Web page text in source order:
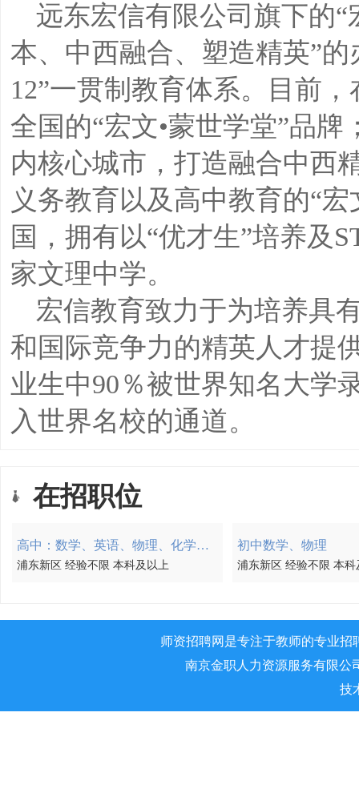
远东宏信有限公司旗下的“
本、中西融合、塑造精英”
12”一贯制教育体系。目前
全国的“宏文•蒙世学堂”品
内核心城市，打造融合中西
义务教育以及高中教育的“
国，拥有以“优才生”培养及
家文理中学。
宏信教育致力于为培养具
和国际竞争力的精英人才提
业生中90％被世界知名大学
入世界名校的通道。
在招职位
高中：数学、英语、物理、化学、生物、计算机
浦东新区 经验不限 本科及以上
初中数学、物理
浦东新区 经验不限 本科
师资招聘网是专注于教师的专业
南京金职人力资源服务有限公
技